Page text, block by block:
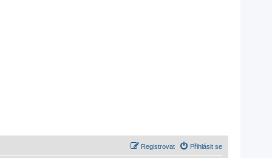
Přihlásit se
Registrovat